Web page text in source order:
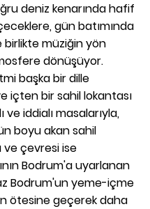
deniz kenarında hafif
gün batımında
müziğin yön
dönüşüyor.
başka bir dille
içten bir sahil lokantası
ve iddialı masalarıyla,
boyu akan sahil
çevresi ise
Bodrum'a uyarlanan
Bodrum'un yeme-içme
ötesine geçerek daha